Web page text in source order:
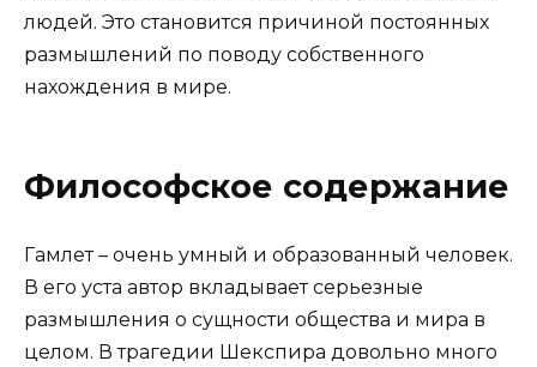
людей. Это становится причиной постоянных
размышлений по поводу собственного
нахождения в мире.
Философское содержание
Гамлет – очень умный и образованный человек.
В его уста автор вкладывает серьезные
размышления о сущности общества и мира в
целом. В трагедии Шекспира довольно много